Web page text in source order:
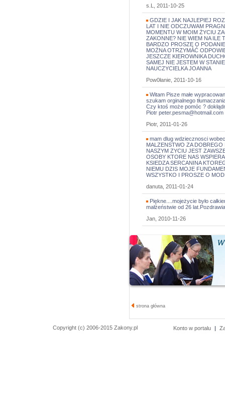
s.L, 2011-10-25
GDZIE I JAK NAJLEPIEJ
LAT I NIE ODCZUWAM
MOMENTU W MOIM ŻYCIU
ZAKONNE? NIE WIEM NA ILE
BARDZO PROSZĘ O
MOŻNA OTRZYMAĆ
JESZCZE KIEROWNIKA
SAMEJ NIE JESTEM W
NAUCZYCIELKA JOANNA
Pow0łanie, 2011-10-16
Witam Pisze małe
szukam orginalnego
Czy ktoś może pomóc ?
Piotr
Piotr, 2011-01-26
mam dlug wdziecznosci
MALZENSTWO ZA
NASZYM ZYCIU JEST
OSOBY KTORE NAS
KSIEDZA SERCANINA
NIEMU DZIS MOJE
WSZYSTKO I PROSZE O
danuta, 2011-01-24
Piękne....mojeżycie było
małżeństwie od 26
Jan, 2010-11-26
strona główna
Copyright (c) 2006-2015 Zakony.pl Konto w portalu |